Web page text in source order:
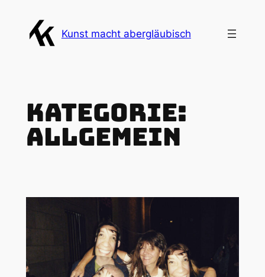
springen
Kunst macht abergläubisch
Kategorie:
Allgemein